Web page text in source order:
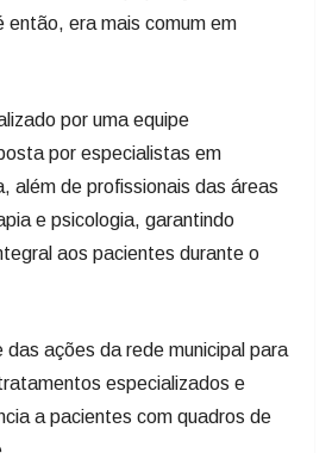
era mais comum em
por uma equipe
por especialistas em
além de profissionais das áreas
e psicologia, garantindo
aos pacientes durante o
das ações da rede municipal para
especializados e
a pacientes com quadros de